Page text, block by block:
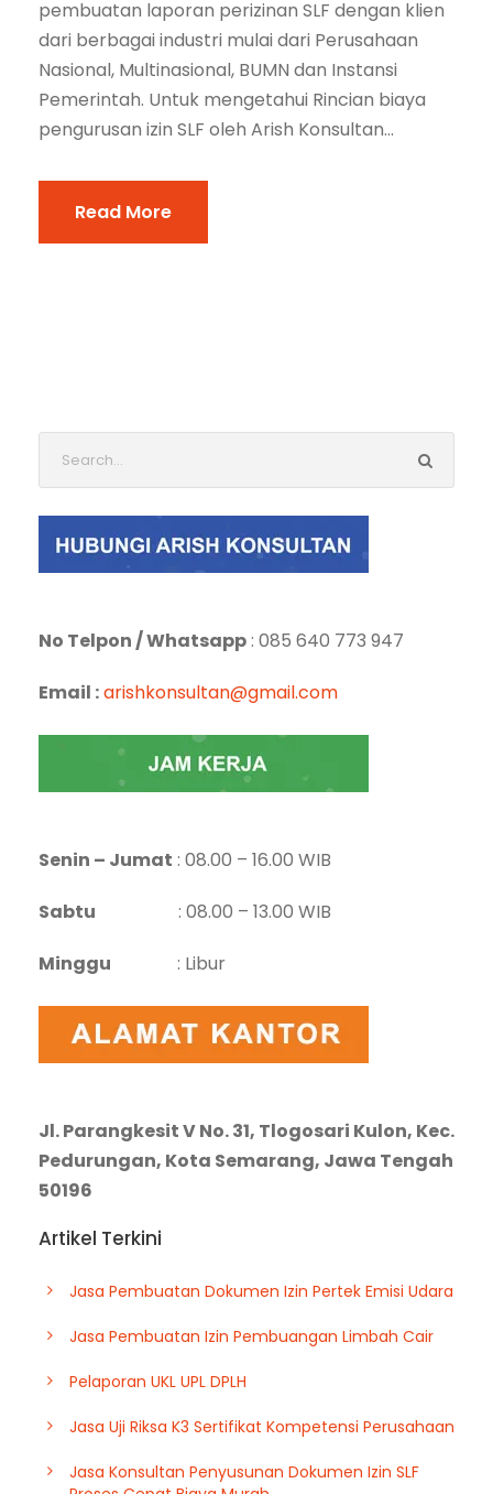
pembuatan laporan perizinan SLF dengan klien
dari berbagai industri mulai dari Perusahaan
Nasional, Multinasional, BUMN dan Instansi
Pemerintah. Untuk mengetahui Rincian biaya
pengurusan izin SLF oleh Arish Konsultan...
Read More
No Telpon / Whatsapp : 085 640 773 947
Email :arishkonsultan@gmail.com
Senin – Jumat : 08.00 – 16.00 WIB
Sabtu : 08.00 – 13.00 WIB
Minggu : Libur
Jl. Parangkesit V No. 31, Tlogosari Kulon, Kec.
Pedurungan, Kota Semarang, Jawa Tengah
50196
Artikel Terkini
Jasa Pembuatan Dokumen Izin Pertek Emisi Udara
Jasa Pembuatan Izin Pembuangan Limbah Cair
Pelaporan UKL UPL DPLH
Jasa Uji Riksa K3 Sertifikat Kompetensi Perusahaan
Jasa Konsultan Penyusunan Dokumen Izin SLF